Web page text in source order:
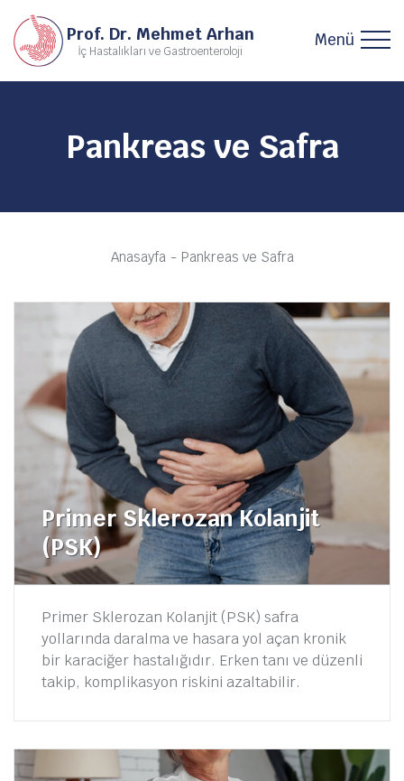
Prof. Dr. Mehmet Arhan
İç Hastalıkları ve Gastroenteroloji
Menü
Pankreas ve Safra
Anasayfa Pankreas ve Safra
Primer Sklerozan Kolanjit
(PSK)
Primer Sklerozan Kolanjit (PSK) safra
yollarında daralma ve hasara yol açan kronik
bir karaciğer hastalığıdır. Erken tanı ve düzenli
takip, komplikasyon riskini azaltabilir.